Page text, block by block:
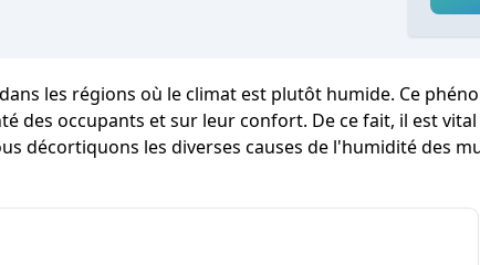
les régions où le climat est plutôt humide. Ce
occupants et sur leur confort. De ce fait, il est
décortiquons les diverses causes de l'humidité des